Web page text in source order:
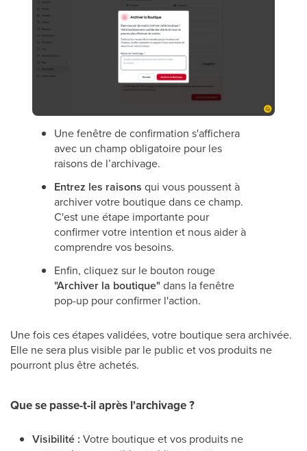
Une fenêtre de confirmation s'affichera
avec un champ obligatoire pour les
raisons de l’archivage.
Entrez les raisons qui vous poussent à
archiver votre boutique dans ce champ.
C'est une étape importante pour
confirmer votre intention et nous aider à
comprendre vos besoins.
Enfin, cliquez sur le bouton rouge
"Archiver la boutique"dans la fenêtre
pop-up pour confirmer l'action.
Une fois ces étapes validées, votre boutique sera archivée.
Elle ne sera plus visible par le public et vos produits ne
pourront plus être achetés.
Que se passe-t-il après l'archivage ?
Visibilité : Votre boutique et vos produits ne